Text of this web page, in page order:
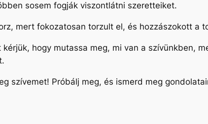
sosem fogják viszontlátni szeretteiket.
mert fokozatosan torzult el, és hozzászokott a
hogy mutassa meg, mi van a szívünkben,
szívemet! Próbálj meg, és ismerd meg